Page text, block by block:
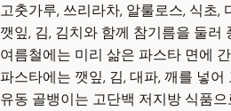
고춧가루, 쓰리라차, 알룰로스, 식초,
깻잎, 김, 김치와 함께 참기름을 둘러
여름철에는 미리 삶은 파스타 면에
파스타에는 깻잎, 김, 대파, 깨를 넣
유동 골뱅이는 고단백 저지방 식품